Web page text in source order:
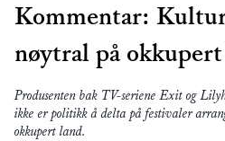
Kommentar:
nøytral på
Produsenten bak TV-seriene Exit og
ikke er politikk å delta på festivaler
okkupert land.